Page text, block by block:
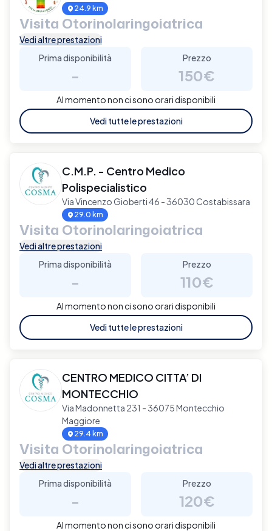
24.9 km
Visita Otorinolaringoiatrica
Vedi altre prestazioni
Prima disponibilità
-
Prezzo
150€
Al momento non ci sono orari disponibili
Vedi tutte le prestazioni
C.M.P. - Centro Medico
Polispecialistico
Via Vincenzo Gioberti 46 - 36030 Costabissara
29.0 km
Visita Otorinolaringoiatrica
Vedi altre prestazioni
Prima disponibilità
-
Prezzo
110€
Al momento non ci sono orari disponibili
Vedi tutte le prestazioni
CENTRO MEDICO CITTA’ DI
MONTECCHIO
Via Madonnetta 231 - 36075 Montecchio
Maggiore
29.4 km
Visita Otorinolaringoiatrica
Vedi altre prestazioni
Prima disponibilità
-
Prezzo
120€
Al momento non ci sono orari disponibili